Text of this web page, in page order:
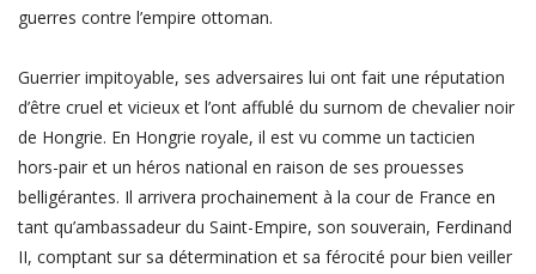
guerres contre l’empire ottoman.
Guerrier impitoyable, ses adversaires lui ont fait une réputation
d’être cruel et vicieux et l’ont affublé du surnom de chevalier noir
de Hongrie. En Hongrie royale, il est vu comme un tacticien
hors-pair et un héros national en raison de ses prouesses
belligérantes. Il arrivera prochainement à la cour de France en
tant qu’ambassadeur du Saint-Empire, son souverain, Ferdinand
II, comptant sur sa détermination et sa férocité pour bien veiller